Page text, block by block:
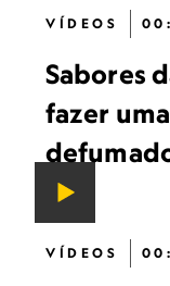
VÍDEOS
Sabores
fazer
VÍDEOS